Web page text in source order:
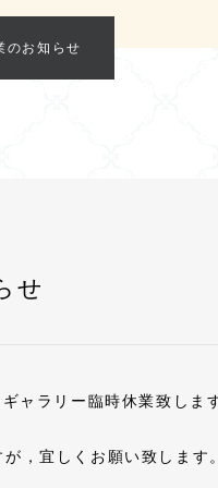
のお知らせ
せ
ャラリー臨時休業致しま
が，宜しくお願い致します